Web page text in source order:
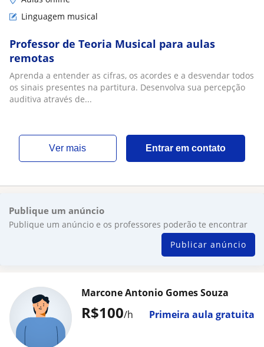
Linguagem musical
Professor de Teoria Musical para aulas
remotas
Aprenda a entender as cifras, os acordes e a desvendar todos
os sinais presentes na partitura. Desenvolva sua percepção
auditiva através de...
ver mais Entrar em contato
Publique um anúncio
Publique um anúncio e os professores poderão te encontrar
Publicar anúncio
R$100/h Primeira aula gratuita
Marcone Antonio Gomes Souza